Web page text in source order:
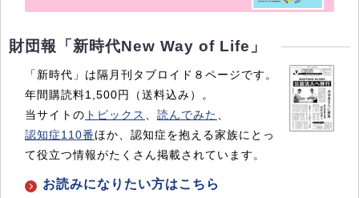
財団報「新時代New Way of Life」
「新時代」は隔月刊タブロイド８ページです。
年間購読料1,500円（送料込み）。
当サイトの トピックス 読んでみた
認知症110番ほか、認知症を抱える家族にとっ
て役立つ情報がたくさん掲載されています。
お読みになりたい方はこちら